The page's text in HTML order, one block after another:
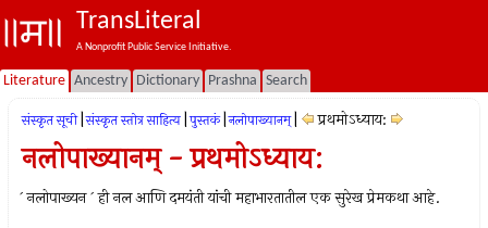
TransLiteral
A Nonprofit Public Service Initiative.
Literature Ancestry Dictionary Prashna Search
संस्कृत सूची संस्कृत स्तोत्र साहित्य पुस्तकं नलोपाख्यानम् प्रथमोऽध्याय:
नलोपाख्यानम् - प्रथमोऽध्याय:
` नलोपाख्यन ` ही नल आणि दमयंती यांची महाभारतातील एक सुरेख प्रेमकथा आहे.